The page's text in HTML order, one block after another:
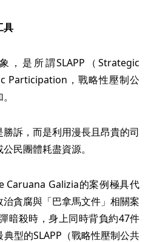
具
，是所謂SLAPP（Strategic
Participation，戰略性壓制公
訴，而是利用漫長且昂貴的司
民團體耗盡資源。
Caruana Galizia的案例極具代
貪腐與「巴拿馬文件」相關案
暗殺時，身上同時背負約47件
型的SLAPP（戰略性壓制公共